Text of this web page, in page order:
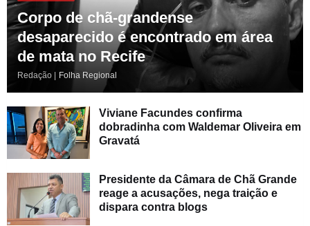
Corpo de chã-grandense
desaparecido é encontrado em área
de mata no Recife
Redação | Folha Regional
Viviane Facundes confirma
dobradinha com Waldemar Oliveira em
Gravatá
Presidente da Câmara de Chã Grande
reage a acusações, nega traição e
dispara contra blogs